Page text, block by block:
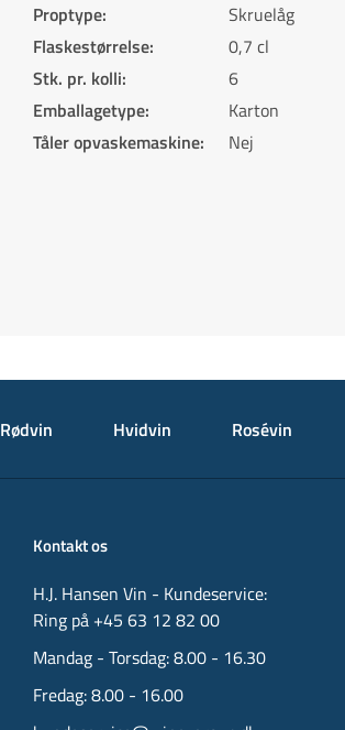
Proptype:
Skruelåg
Flaskestørrelse:
0,7 cl
Stk. pr. kolli:
6
Emballagetype:
Karton
Tåler opvaskemaskine: Nej
Rødvin Hvidvin Rosévin
Kontakt os
H.J. Hansen Vin - Kundeservice:
Ring på +45 63 12 82 00
Mandag - Torsdag: 8.00 - 16.30
Fredag: 8.00 - 16.00